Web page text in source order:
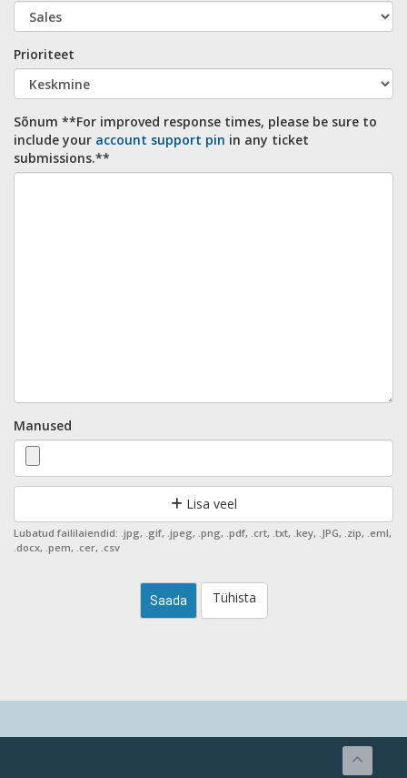
Prioriteet
Sõnum **For improved response times, please be sure to
include your account support pin in any ticket
submissions.**
Manused
Lisa veel
Lubatud faililaiendid: .jpg, .gif, .jpeg, .png, .pdf, .crt, .txt, .key, .JPG, .zip, .eml,
.docx, .pem, .cer, .csv
Tühista